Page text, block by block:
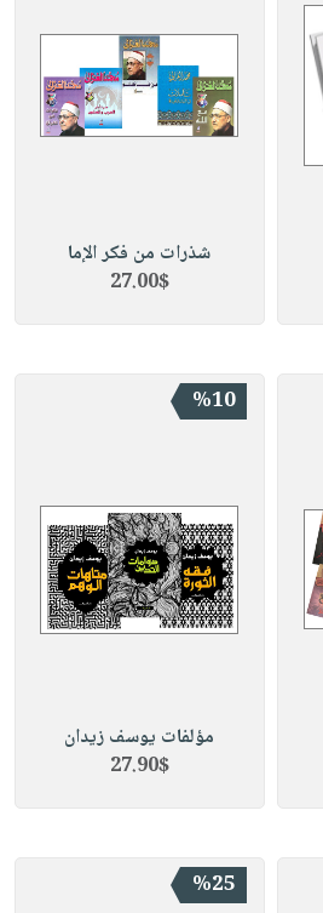
شذرات من فكر الإما
27.00$
%10
مؤلفات يوسف زيدان
27.90$
%25